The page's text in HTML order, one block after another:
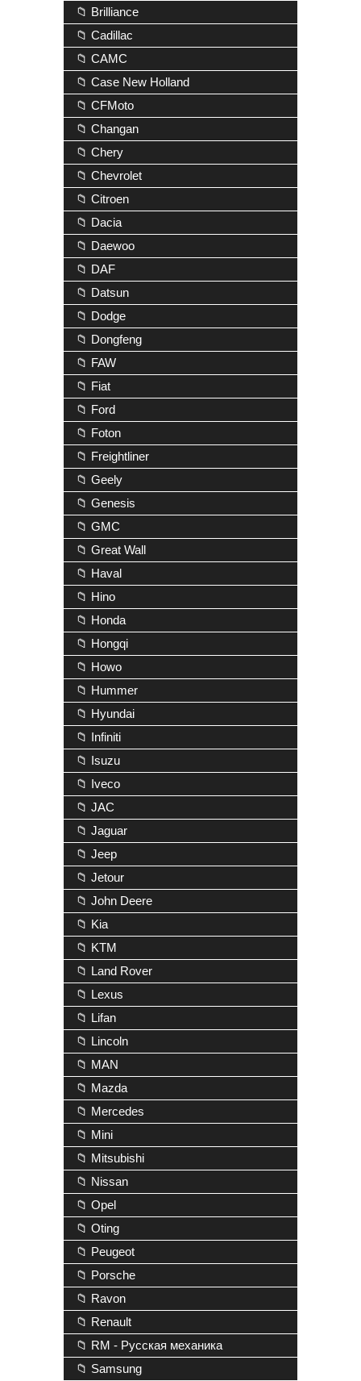
📁 Brilliance
📁 Cadillac
📁 CAMC
📁 Case New Holland
📁 CFMoto
📁 Changan
📁 Chery
📁 Chevrolet
📁 Citroen
📁 Dacia
📁 Daewoo
📁 DAF
📁 Datsun
📁 Dodge
📁 Dongfeng
📁 FAW
📁 Fiat
📁 Ford
📁 Foton
📁 Freightliner
📁 Geely
📁 Genesis
📁 GMC
📁 Great Wall
📁 Haval
📁 Hino
📁 Honda
📁 Hongqi
📁 Howo
📁 Hummer
📁 Hyundai
📁 Infiniti
📁 Isuzu
📁 Iveco
📁 JAC
📁 Jaguar
📁 Jeep
📁 Jetour
📁 John Deere
📁 Kia
📁 KTM
📁 Land Rover
📁 Lexus
📁 Lifan
📁 Lincoln
📁 MAN
📁 Mazda
📁 Mercedes
📁 Mini
📁 Mitsubishi
📁 Nissan
📁 Opel
📁 Oting
📁 Peugeot
📁 Porsche
📁 Ravon
📁 Renault
📁 RM - Русская механика
📁 Samsung